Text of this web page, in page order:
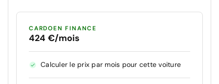
CARDOEN FINANCE
424 €/mois
Calculer le prix par mois pour cette voiture